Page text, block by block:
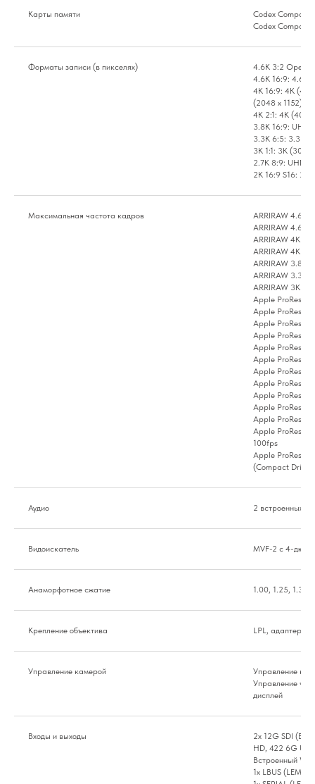
Карты памяти
Codex Compact
Codex Compact
Форматы записи (в пикселях)
4.6K 3:2 Open
4.6K 16:9: 4.6K
4K 16:9: 4K
(2048 x 1152),
4K 2:1: 4K
3.8K 16:9: UHD
3.3K 6:5: 3.3K
3K 1:1: 3K
2.7K 8:9: UHD
2K 16:9 S16: 2K
Максимальная частота кадров
ARRIRAW 4.6K
ARRIRAW 4.6K
ARRIRAW 4K
ARRIRAW 4K
ARRIRAW 3.8K
ARRIRAW 3.3K
ARRIRAW 3K
Apple ProRes
Apple ProRes
Apple ProRes
Apple ProRes
Apple ProRes
Apple ProRes
Apple ProRes
Apple ProRes
Apple ProRes
Apple ProRes
Apple ProRes
Apple ProRes
100fps
Apple ProRes
(Compact Drive
Аудио 2 встроенных
Видоискатель MVF-2 с 4-
Анаморфотное сжатие 1.00, 1.25, 1.30,
Крепление объектива LPL, адаптер
Управление камерой
Управление
Управление
дисплей
Входы и выходы
2x 12G SDI
HD, 422 6G
Встроенный Wi-
1x LBUS (LEMO